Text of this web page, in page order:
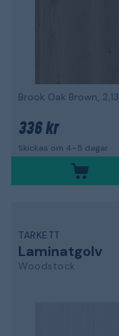
336 kr
Skickas om 4-5 dagar
TARKETT
Laminatgolv
Woodstock